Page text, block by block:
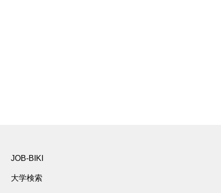
JOB-BIKI
大学検索